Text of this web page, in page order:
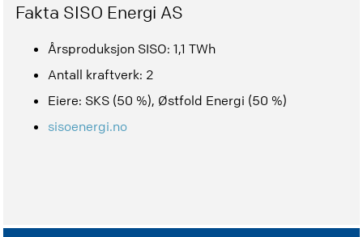
Fakta SISO Energi AS
Årsproduksjon SISO: 1,1 TWh
Antall kraftverk: 2
Eiere: SKS (50 %), Østfold Energi (50 %)
sisoenergi.no